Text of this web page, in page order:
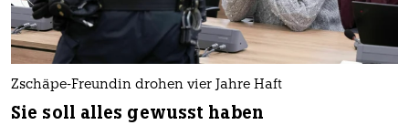
Zschäpe-Freundin drohen vier Jahre Haft
Sie soll alles gewusst haben